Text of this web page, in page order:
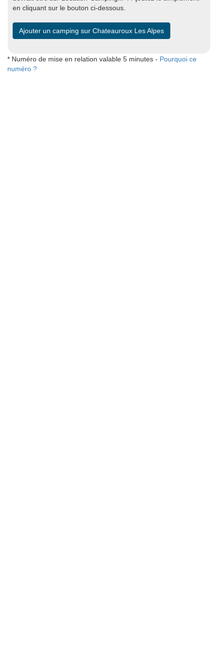
en cliquant sur le bouton ci-dessous.
Ajouter un camping sur Chateauroux Les Alpes
* Numéro de mise en relation valable 5 minutes - Pourquoi ce
numéro ?